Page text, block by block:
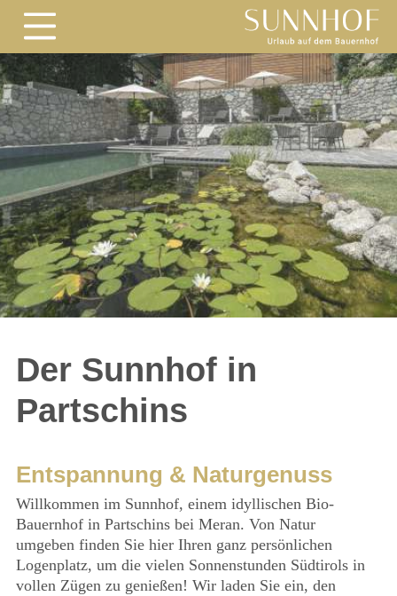
Der Sunnhof in
Partschins
Entspannung & Naturgenuss
Willkommen im Sunnhof, einem idyllischen Bio-
Bauernhof in Partschins bei Meran. Von Natur
umgeben finden Sie hier Ihren ganz persönlichen
Logenplatz, um die vielen Sonnenstunden Südtirols in
vollen Zügen zu genießen! Wir laden Sie ein, den